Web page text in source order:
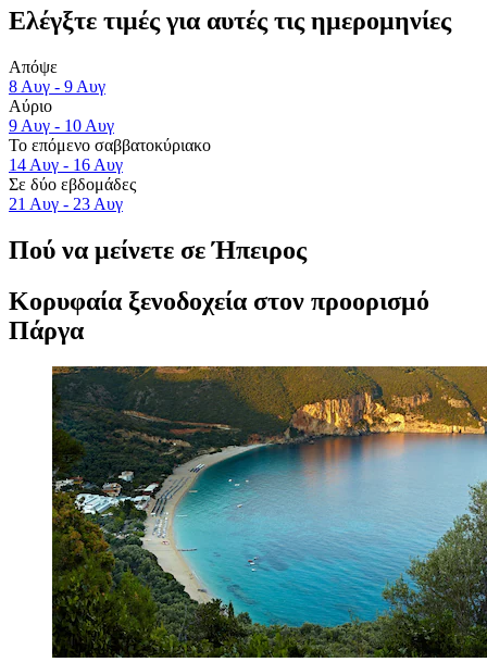
Ελέγξτε τιμές για αυτές τις ημερομηνίες
Απόψε
8 Αυγ - 9 Αυγ
Αύριο
9 Αυγ - 10 Αυγ
Το επόμενο σαββατοκύριακο
14 Αυγ - 16 Αυγ
Σε δύο εβδομάδες
21 Αυγ - 23 Αυγ
Πού να μείνετε σε Ήπειρος
Κορυφαία ξενοδοχεία στον προορισμό
Πάργα